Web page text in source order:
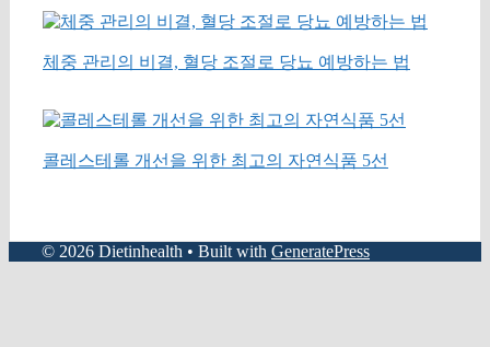
체중 관리의 비결, 혈당 조절로 당뇨 예방하는 법
콜레스테롤 개선을 위한 최고의 자연식품 5선
© 2026 Dietinhealth • Built with GeneratePress